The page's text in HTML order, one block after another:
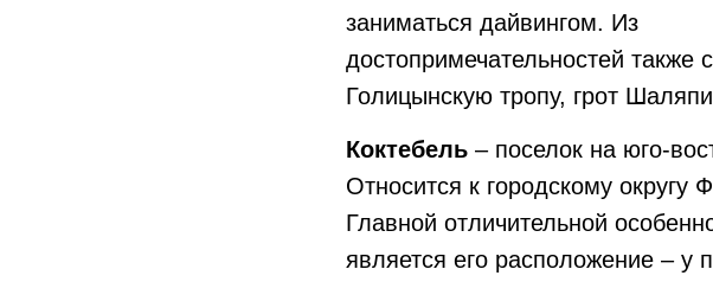
заниматься дайвингом. Из
достопримечательностей также
Голицынскую тропу, грот
Коктебель – поселок на юго-
Относится к городскому округу
Главной отличительной
является его расположение – у